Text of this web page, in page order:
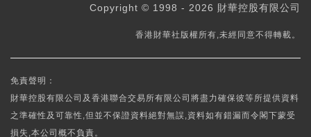
Copyright © 1998 - 2026 財華控股有限公司
香港財華社版權所有,未經同意不得轉載。
免責聲明：
財華控股有限公司及香港聯合交易所有限公司將盡力確保彼等所提供資料
之準確性及可靠性,但並不保證資料絕對無誤,資料如有錯漏而令閣下蒙受
損失,本公司概不負責。